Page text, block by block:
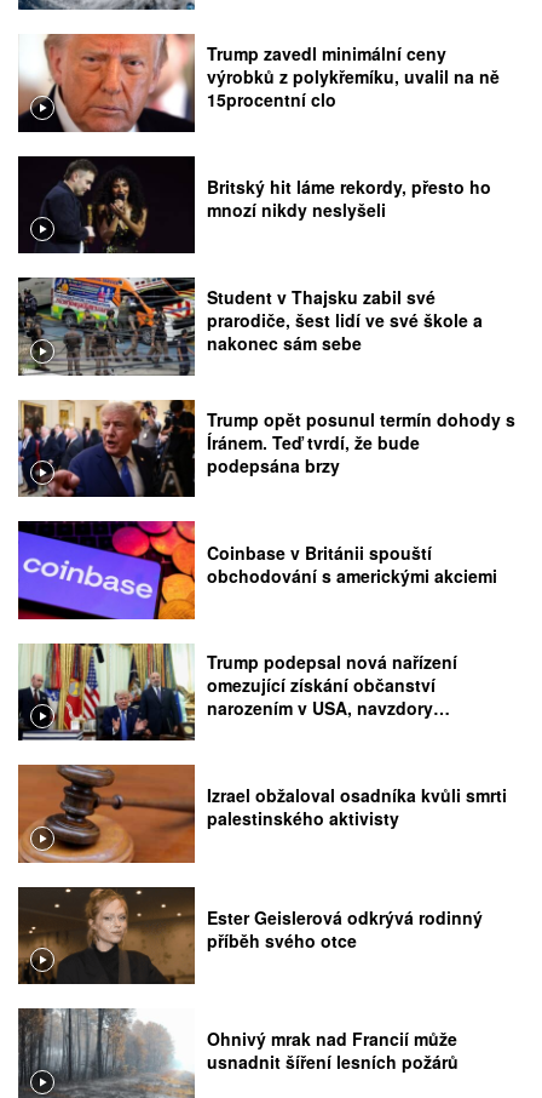
Trump zavedl minimální ceny
výrobků z polykřemíku, uvalil na ně
15procentní clo
Britský hit láme rekordy, přesto ho
mnozí nikdy neslyšeli
Student v Thajsku zabil své
prarodiče, šest lidí ve své škole a
nakonec sám sebe
Trump opět posunul termín dohody s
Íránem. Teď tvrdí, že bude
podepsána brzy
Coinbase v Británii spouští
obchodování s americkými akciemi
Trump podepsal nová nařízení
omezující získání občanství
narozením v USA, navzdory
Izrael obžaloval osadníka kvůli smrti
palestinského aktivisty
Ester Geislerová odkrývá rodinný
příběh svého otce
Ohnivý mrak nad Francií může
usnadnit šíření lesních požárů